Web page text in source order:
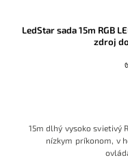
LedStar sada 15m RGB
zdroj
15m dlhý vysoko svietivý
nízkym príkonom, v